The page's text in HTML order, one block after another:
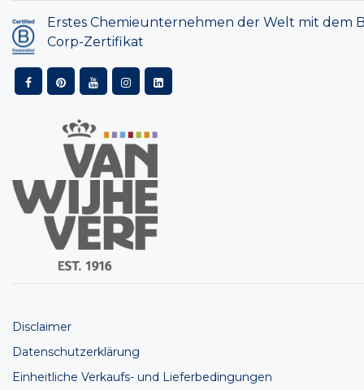
Erstes Chemieunternehmen der Welt mit dem
Corp-Zertifikat
Disclaimer
Datenschutzerklärung
Einheitliche Verkaufs- und Lieferbedingungen